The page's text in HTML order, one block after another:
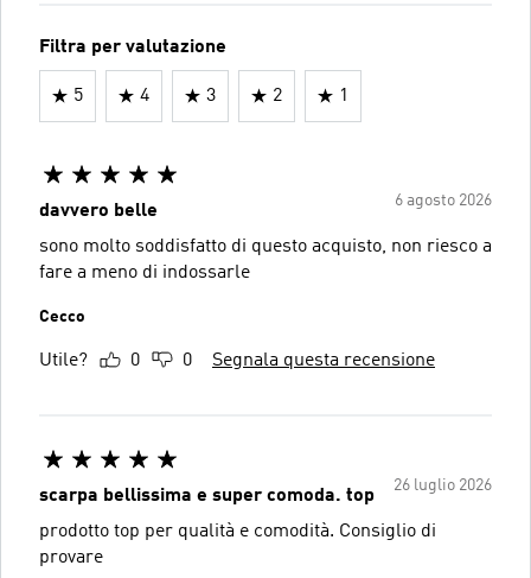
Filtra per valutazione
5 4 3 2 1
6 agosto 2026
davvero belle
sono molto soddisfatto di questo acquisto, non riesco a
fare a meno di indossarle
Cecco
Utile? 0 0 Segnala questa recensione
26 luglio 2026
scarpa bellissima e super comoda. top
prodotto top per qualità e comodità. Consiglio di
provare